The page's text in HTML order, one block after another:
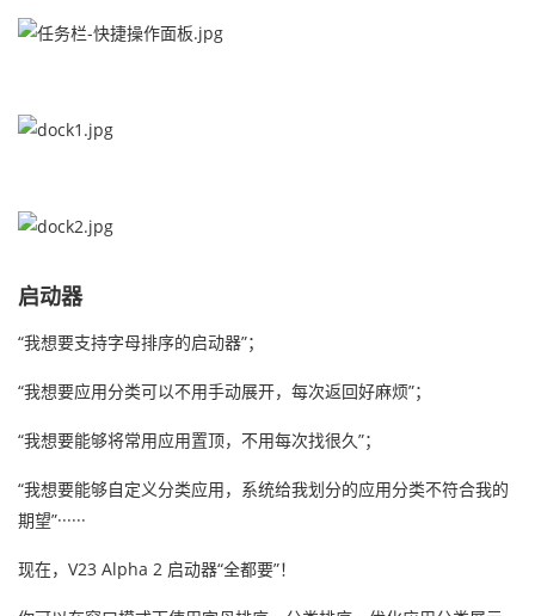
启动器
“我想要支持字母排序的启动器”；
“我想要应用分类可以不用手动展开，每次返回好麻烦”；
“我想要能够将常用应用置顶，不用每次找很久”；
“我想要能够自定义分类应用，系统给我划分的应用分类不符合我的
期望”······
现在，V23 Alpha 2 启动器“全都要”！